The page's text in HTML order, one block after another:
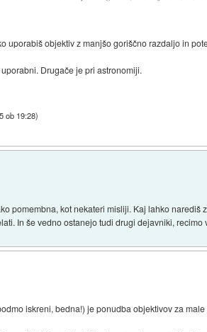
uporabiš objektiv z manjšo goriščno razdaljo in
Drugače je pri astronomiji.
ob 19:28)
pomembna, kot nekateri misliji. Kaj lahko
In še vedno ostanejo tudi drugi dejavniki, recimo
iskreni, bedna!) je ponudba objektivov za male